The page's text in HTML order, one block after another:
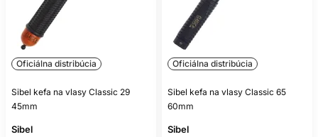
Oficiálna distribúcia
Sibel kefa na vlasy Classic 29
45mm
Sibel
Oficiálna distribúcia
Sibel kefa na vlasy Classic 65
60mm
Sibel